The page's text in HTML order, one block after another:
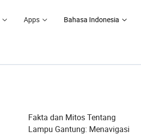
Apps Bahasa Indonesia
Fakta dan Mitos Tentang
Lampu Gantung: Menavigasi